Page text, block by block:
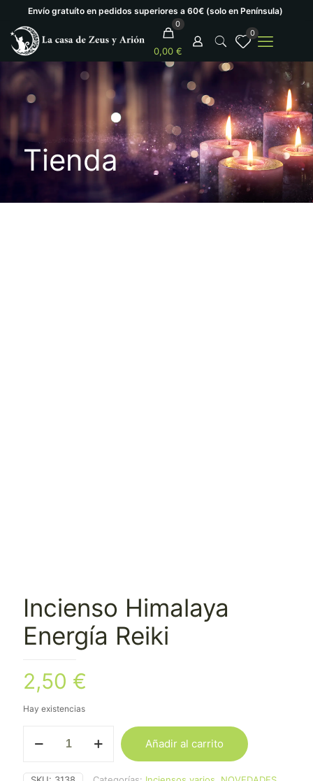
Envío gratuíto en pedidos superiores a 60€ (solo en Península)
0
0,00 €
0
Tienda
Incienso Himalaya
Energía Reiki
2,50 €
Hay existencias
Himalaya
Reiki
Añadir al carrito